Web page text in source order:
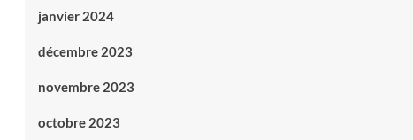
janvier 2024
décembre 2023
novembre 2023
octobre 2023